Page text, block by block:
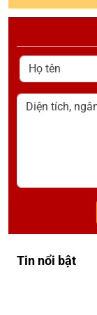
Họ tên
Diện tích, ngân
Tin nổi bật